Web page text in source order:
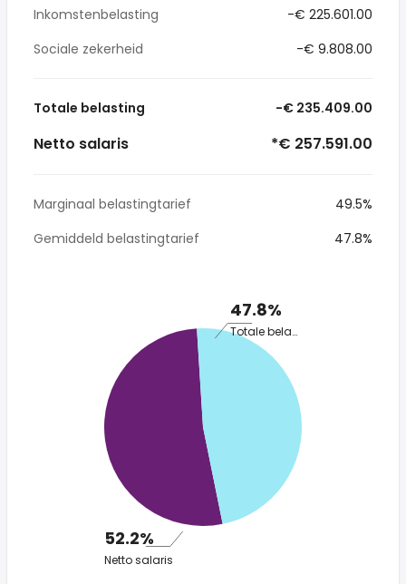
Inkomstenbelasting
-€ 225.601.00
Sociale zekerheid
-€ 9.808.00
Totale belasting -€ 235.409.00
Netto salaris *€ 257.591.00
Marginaal belastingtarief
49.5%
Gemiddeld belastingtarief
47.8%
47.8%
Totale belasting
52.2%
Netto salaris